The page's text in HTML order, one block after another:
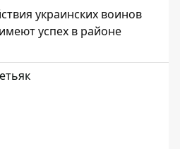
украинских воинов
успех в районе